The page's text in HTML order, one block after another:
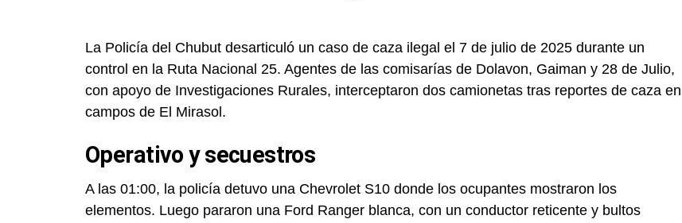
La Policía del Chubut desarticuló un caso de caza ilegal el 7 de julio de 2025 durante un
control en la Ruta Nacional 25. Agentes de las comisarías de Dolavon, Gaiman y 28 de Julio,
con apoyo de Investigaciones Rurales, interceptaron dos camionetas tras reportes de caza en
campos de El Mirasol.
Operativo y secuestros
A las 01:00, la policía detuvo una Chevrolet S10 donde los ocupantes mostraron los
elementos. Luego pararon una Ford Ranger blanca, con un conductor reticente y bultos